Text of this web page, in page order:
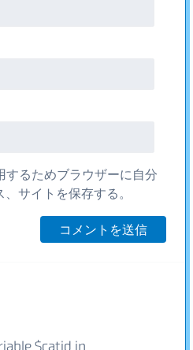
するためブラウザーに自分
サイトを保存する。
$catid in